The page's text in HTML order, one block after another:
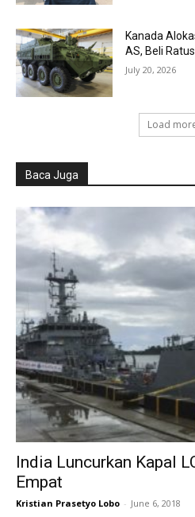
Kanada
AS, Beli
July 20, 2026
Load
Baca Juga
India Luncurkan Kapal
Empat
Kristian Prasetyo Lobo - June 6, 2018